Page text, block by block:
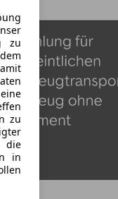
zu
zu
die
in